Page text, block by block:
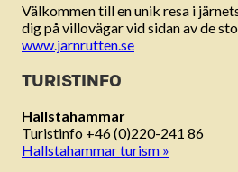
Välkommen till en unik resa i
dig på villovägar vid sidan av de
www.jarnrutten.se
TURISTINFO
Hallstahammar
Turistinfo +46 (0)220-241 86
Hallstahammar turism »